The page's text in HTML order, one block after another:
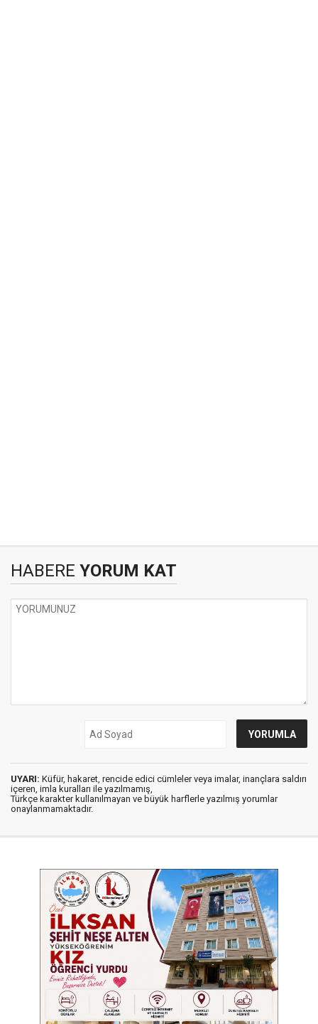
HABERE YORUM KAT
UYARI: Küfür, hakaret, rencide edici cümleler veya imalar, inançlara saldırı
içeren, imla kuralları ile yazılmamış,
Türkçe karakter kullanılmayan ve büyük harflerle yazılmış yorumlar
onaylanmamaktadır.